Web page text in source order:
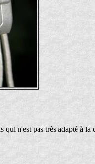
n'est pas très adapté à la